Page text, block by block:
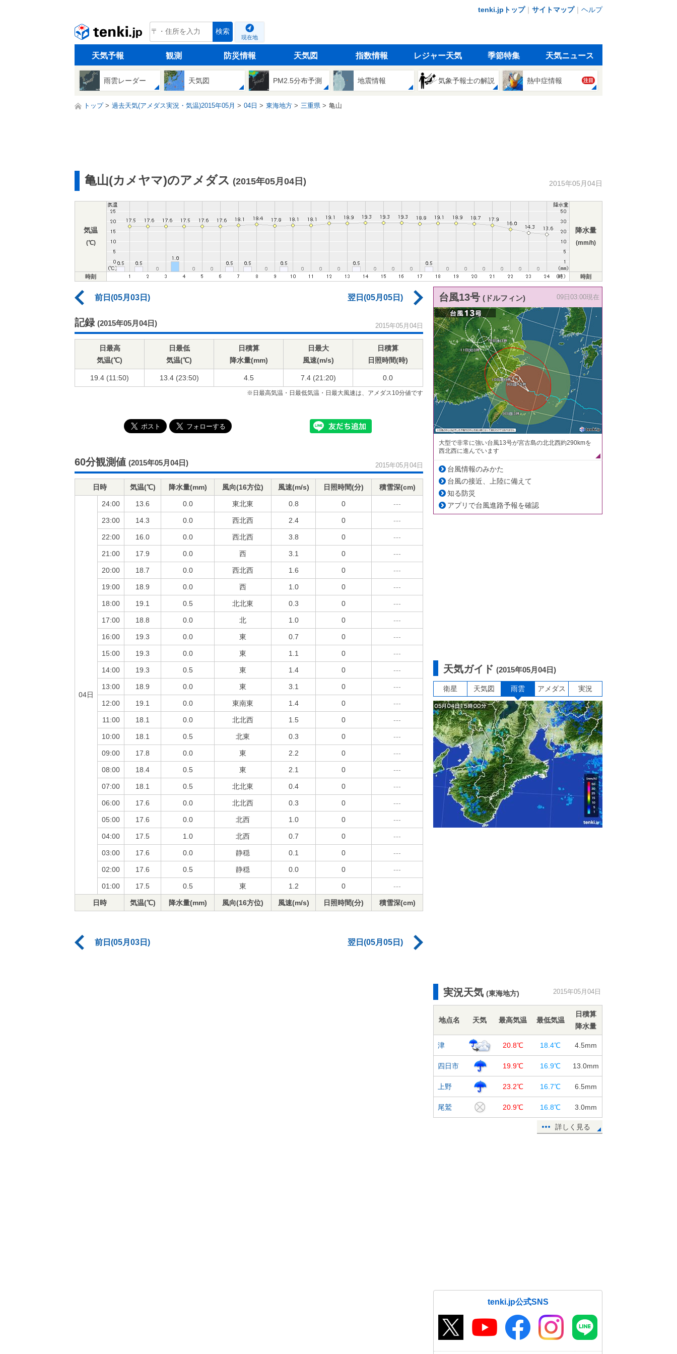
tenki.jpトップ｜ サイトマップ｜ ヘルプ
tenki.jp 検索
現在地
天気予報 観測 防災情報 天気図 指数情報 レジャー天気 季節特集 天気ニュース
雨雲レーダー 天気図 PM2.5分布予測 地震情報 気象予報士の解説 熱中症情報 注目
トップ 過去天気(アメダス実況・気温)2015年05月 04日 東海地方 三重県 亀山
亀山(カメヤマ)のアメダス (2015年05月04日) 2015年05月04日
気温
(℃)
降水量
(mm/h)
時刻 時刻
前日(05月03日) 翌日(05月05日)
記録 (2015年05月04日) 2015年05月04日
日最高
気温(℃)
日最低
気温(℃)
日積算
降水量(mm)
日最大
風速(m/s)
日積算
日照時間(時)
19.4 (11:50) 13.4 (23:50) 4.5 7.4 (21:20) 0.0
※日最高気温・日最低気温・日最大風速は、アメダス10分値です
60分観測値 (2015年05月04日) 2015年05月04日
日時 気温(℃) 降水量(mm) 風向(16方位) 風速(m/s) 日照時間(分) 積雪深(cm)
04日
24:00 13.6 0.0 東北東 0.8 0 ---
23:00 14.3 0.0 西北西 2.4 0 ---
22:00 16.0 0.0 西北西 3.8 0 ---
21:00 17.9 0.0 西 3.1 0 ---
20:00 18.7 0.0 西北西 1.6 0 ---
19:00 18.9 0.0 西 1.0 0 ---
18:00 19.1 0.5 北北東 0.3 0 ---
17:00 18.8 0.0 北 1.0 0 ---
16:00 19.3 0.0 東 0.7 0 ---
15:00 19.3 0.0 東 1.1 0 ---
14:00 19.3 0.5 東 1.4 0 ---
13:00 18.9 0.0 東 3.1 0 ---
12:00 19.1 0.0 東南東 1.4 0 ---
11:00 18.1 0.0 北北西 1.5 0 ---
10:00 18.1 0.5 北東 0.3 0 ---
09:00 17.8 0.0 東 2.2 0 ---
08:00 18.4 0.5 東 2.1 0 ---
07:00 18.1 0.5 北北東 0.4 0 ---
06:00 17.6 0.0 北北西 0.3 0 ---
05:00 17.6 0.0 北西 1.0 0 ---
04:00 17.5 1.0 北西 0.7 0 ---
03:00 17.6 0.0 静穏 0.1 0 ---
02:00 17.6 0.5 静穏 0.0 0 ---
01:00 17.5 0.5 東 1.2 0 ---
日時 気温(℃) 降水量(mm) 風向(16方位) 風速(m/s) 日照時間(分) 積雪深(cm)
前日(05月03日) 翌日(05月05日)
台風13号 (ドルフィン) 09日03:00現在
大型で非常に強い台風13号が宮古島の北北西約290kmを
西北西に進んでいます
台風情報のみかた
台風の接近、上陸に備えて
知る防災
アプリで台風進路予報を確認
天気ガイド (2015年05月04日)
衛星 天気図 雨雲 アメダス 実況
実況天気 (東海地方) 2015年05月04日
地点名 天気 最高気温 最低気温
日積算
降水量
津 20.8℃ 18.4℃ 4.5mm
四日市 19.9℃ 16.9℃ 13.0mm
上野 23.2℃ 16.7℃ 6.5mm
尾鷲 20.9℃ 16.8℃ 3.0mm
詳しく見る
tenki.jp公式SNS